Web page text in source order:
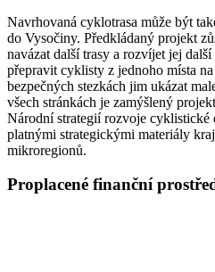
Navrhovaná cyklotrasa může být
do Vysočiny. Předkládaný projekt
navázat další trasy a rozvíjet jej
přepravit cyklisty z jednoho místa
bezpečných stezkách jim ukázat
všech stránkách je zamýšlený
Národní strategií rozvoje cyklistické
platnými strategickými materiály
mikroregionů.
Proplacené finanční